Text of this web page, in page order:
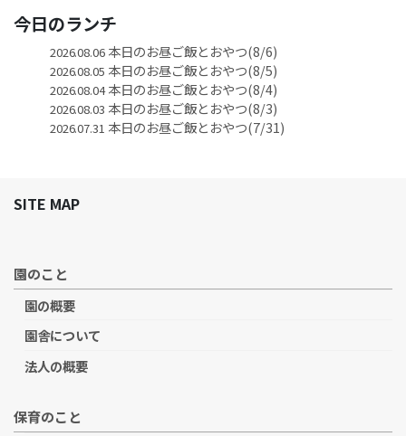
今日のランチ
2026.08.06本日のお昼ご飯とおやつ(8/6)
2026.08.05 本日のお昼ご飯とおやつ(8/5)
2026.08.04本日のお昼ご飯とおやつ(8/4)
2026.08.03 本日のお昼ご飯とおやつ(8/3)
2026.07.31 本日のお昼ご飯とおやつ(7/31)
SITE MAP
園のこと
園の概要
園舎について
法人の概要
保育のこと